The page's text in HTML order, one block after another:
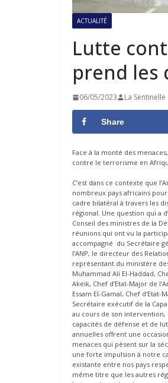
ACTUALITÉ
Lutte
prend les
06/05/2023 La Sentinelle
Share
Face à la monté des
contre le terrorisme en
C’est dans ce contexte que
nombreux pays africains
cadre bilatéral à travers les
régional. Une question qui a
Conseil des ministres de la
réunions qui ont vu la
accompagné du Secrétaire
l’ANP, le directeur des
représentant du ministère
Muhammad Ali El-Haddad,
Akeik, Chef d’Etat-Major de
Essam El-Gamal, Chef
Secrétaire exécutif de la
au cours de son intervention,
capacités de défense et de
annuelles offrent une
menaces qui pèsent sur la
une forte impulsion à notre
existante entre nos pays
même titre que les autres